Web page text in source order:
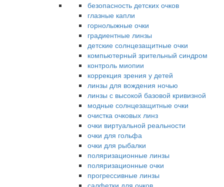
безопасность детских очков
глазные капли
горнолыжные очки
градиентные линзы
детские солнцезащитные очки
компьютерный зрительный синдром
контроль миопии
коррекция зрения у детей
линзы для вождения ночью
линзы с высокой базовой кривизной
модные солнцезащитные очки
очистка очковых линз
очки виртуальной реальности
очки для гольфа
очки для рыбалки
поляризационные линзы
поляризационные очки
прогрессивные линзы